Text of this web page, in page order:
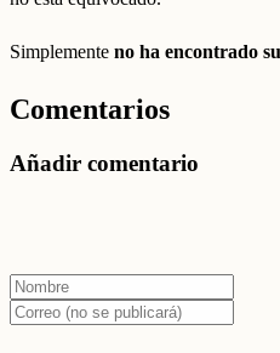
Simplemente no ha encontrado
Comentarios
Añadir comentario